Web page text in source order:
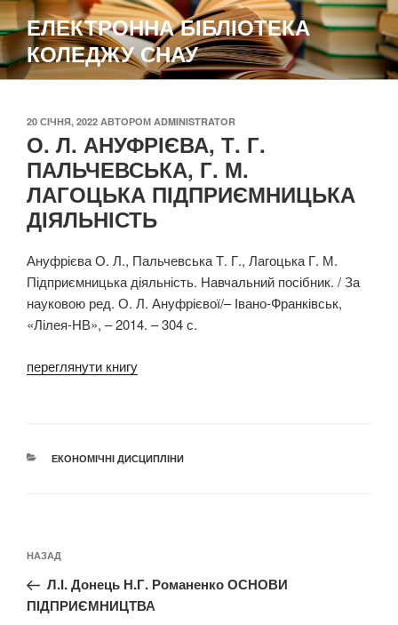
Перейти
до
вмісту
ЕЛЕКТРОННА БІБЛІОТЕКА
КОЛЕДЖУ СНАУ
ОПУБЛІКОВАНО
20 СІЧНЯ, 2022 АВТОРОМ ADMINISTRATOR
О. Л. АНУФРІЄВА, Т. Г.
ПАЛЬЧЕВСЬКА, Г. М.
ЛАГОЦЬКА ПІДПРИЄМНИЦЬКА
ДІЯЛЬНІСТЬ
Ануфрієва О. Л., Пальчевська Т. Г., Лагоцька Г. М.
Підприємницька діяльність. Навчальний посібник. / За
науковою ред. О. Л. Ануфрієвої/– Івано-Франківськ,
«Лілея-НВ», – 2014. – 304 с.
переглянути книгу
КАТЕГОРІЇ
ЕКОНОМІЧНІ ДИСЦИПЛІНИ
записів
Попередній
запис:
НАЗАД
Л.І. Донець Н.Г. Романенко ОСНОВИ
ПІДПРИЄМНИЦТВА